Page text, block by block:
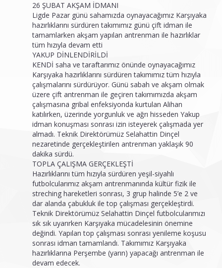
26 ŞUBAT AKŞAM İDMANI
Ligde Pazar günü sahamızda oynayacağımız Karşıyaka
hazırlıklarını sürdüren takımımız günü çift idman ile
tamamlarken akşam yapılan antrenman ile hazırlıklar
tüm hızıyla devam etti
YAKUP DİNLENDİRİLDİ
KENDİ saha ve taraftarımız önünde oynayacağımız
Karşıyaka hazırlıklarını sürdüren takımımız tüm hızıyla
çalışmalarını sürdürüyor. Günü sabah ve akşam olmak
üzere çift antrenman ile geçiren takımımızda akşam
çalışmasına gribal enfeksiyonda kurtulan Alihan
katılırken, üzerinde yorgunluk ve ağrı hisseden Yakup
idman konuşması sonrası izin isteyerek çalışmada yer
almadı. Teknik Direktörümüz Selahattin Dinçel
nezaretinde gerçekleştirilen antrenman yaklaşık 90
dakika sürdü.
TOPLA ÇALIŞMA GERÇEKLEŞTİ
Hazırlıklarını tüm hızıyla sürdüren yeşil-siyahlı
futbolcularımız akşam antrenmanında kültür fizik ile
streching hareketleri sonrası, 3 grup halinde 5’e 2 ve
dar alanda çabukluk ile top çalışması gerçekleştirdi.
Teknik Direktörümüz Selahattin Dinçel futbolcularımızı
sık sık uyarırken Karşıyaka mücadelesinin önemine
değindi. Yapılan top çalışması sonrası yenileme koşusu
sonrası idman tamamlandı. Takımımız Karşıyaka
hazırlıklarına Perşembe (yarın) yapacağı antrenman ile
devam edecek.